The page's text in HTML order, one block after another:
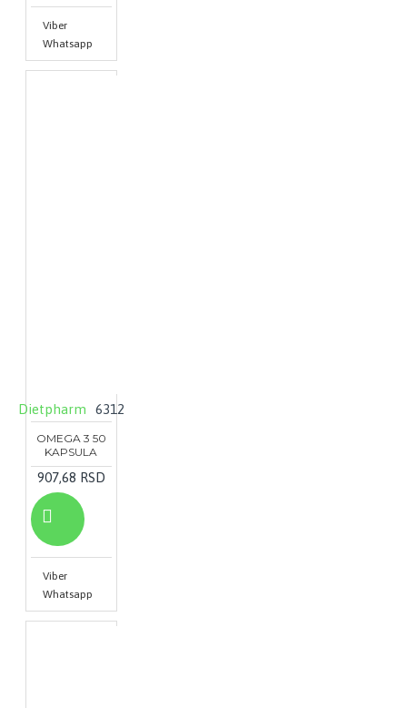
Viber
Whatsapp
Dietpharm 6312
OMEGA 3 50
KAPSULA
907,68 RSD
Viber
Whatsapp